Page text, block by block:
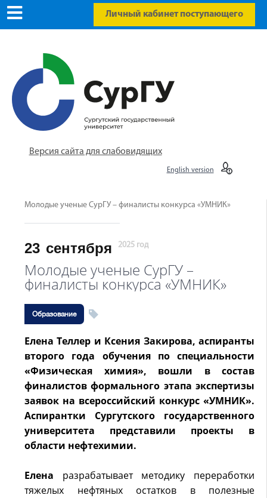
Личный кабинет поступающего
Версия сайта для слабовидящих
English version
Молодые ученые СурГУ – финалисты конкурса «УМНИК»
23 сентября 2025 год
Молодые ученые СурГУ –
финалисты конкурса «УМНИК»
Образование
Елена Теллер и Ксения Закирова, аспиранты
второго года обучения по специальности
«Физическая химия», вошли в состав
финалистов формального этапа экспертизы
заявок на всероссийский конкурс «УМНИК».
Аспирантки Сургутского государственного
университета представили проекты в
области нефтехимии.
Елена разрабатывает методику переработки
тяжелых нефтяных остатков в полезные